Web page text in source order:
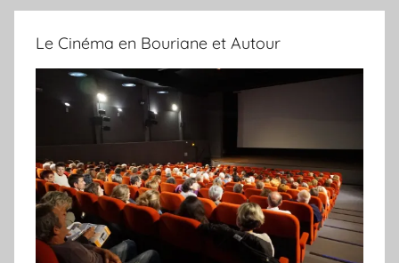
Le Cinéma en Bouriane et Autour